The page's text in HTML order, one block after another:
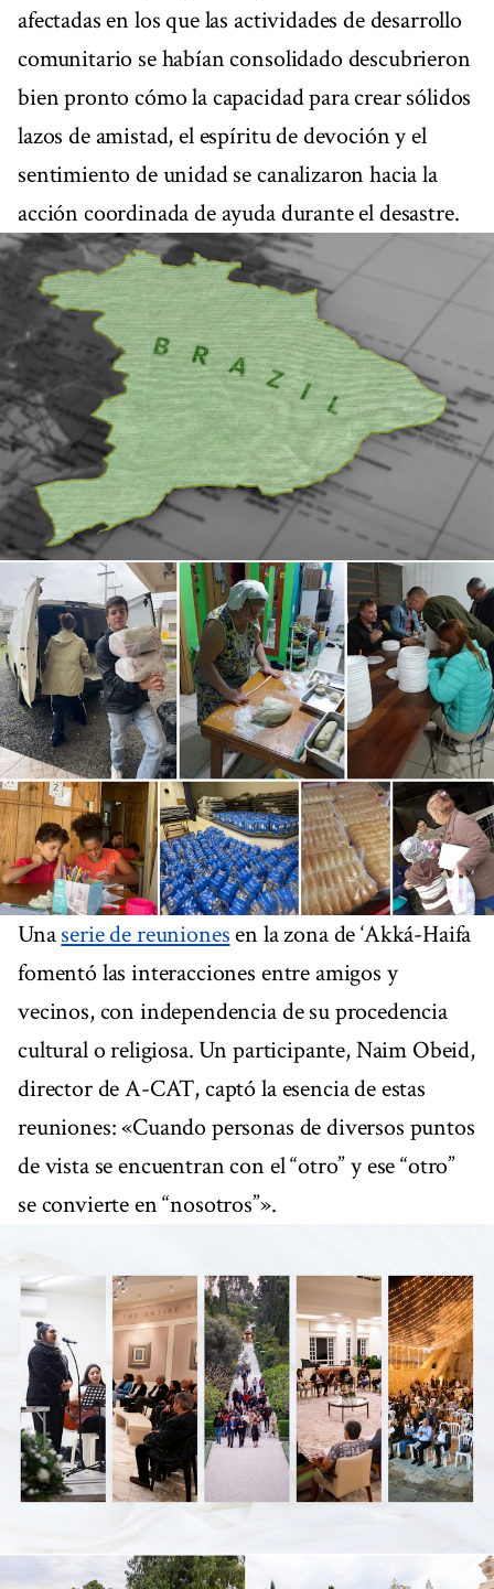
afectadas en los que las actividades de desarrollo
comunitario se habían consolidado descubrieron
bien pronto cómo la capacidad para crear sólidos
lazos de amistad, el espíritu de devoción y el
sentimiento de unidad se canalizaron hacia la
acción coordinada de ayuda durante el desastre.
Unaserie de reunionesen la zona de ‘Akká-Haifa
fomentó las interacciones entre amigos y
vecinos, con independencia de su procedencia
cultural o religiosa. Un participante, Naim Obeid,
director de A-CAT, captó la esencia de estas
reuniones: «Cuando personas de diversos puntos
de vista se encuentran con el “otro” y ese “otro”
se convierte en “nosotros”».